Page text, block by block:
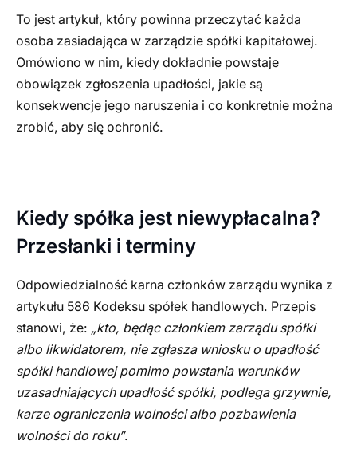
To jest artykuł, który powinna przeczytać każda
osoba zasiadająca w zarządzie spółki kapitałowej.
Omówiono w nim, kiedy dokładnie powstaje
obowiązek zgłoszenia upadłości, jakie są
konsekwencje jego naruszenia i co konkretnie można
zrobić, aby się ochronić.
Kiedy spółka jest niewypłacalna?
Przesłanki i terminy
Odpowiedzialność karna członków zarządu wynika z
artykułu 586 Kodeksu spółek handlowych. Przepis
stanowi, że: „kto, będąc członkiem zarządu spółki
albo likwidatorem, nie zgłasza wniosku o upadłość
spółki handlowej pomimo powstania warunków
uzasadniających upadłość spółki, podlega grzywnie,
karze ograniczenia wolności albo pozbawienia
wolności do roku”.